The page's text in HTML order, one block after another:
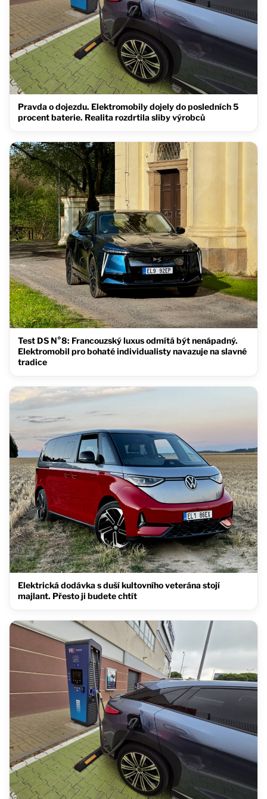
Pravda o dojezdu. Elektromobily dojely do posledních 5
procent baterie. Realita rozdrtila sliby výrobců
Test DS N°8: Francouzský luxus odmítá být nenápadný.
Elektromobil pro bohaté individualisty navazuje na slavné
tradice
Elektrická dodávka s duší kultovního veterána stojí
majlant. Přesto ji budete chtít